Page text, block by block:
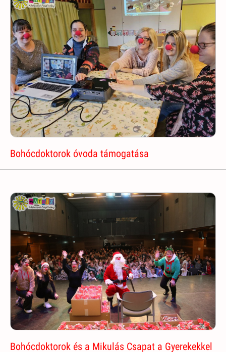
Bohócdoktorok óvoda támogatása
Bohócdoktorok és a Mikulás Csapat a Gyerekekkel